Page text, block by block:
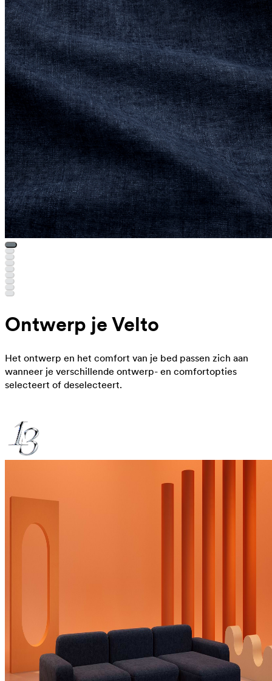
Ontwerp je Velto
Het ontwerp en het comfort van je bed passen zich aan
wanneer je verschillende ontwerp- en comfortopties
selecteert of deselecteert.